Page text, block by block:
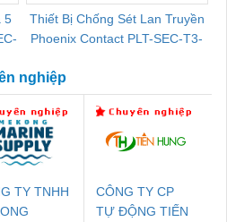
5
Thiết Bị Chống Sét Lan Truyền
Phoenix Contact PLT-SEC-T3-
nghiệp
TY TNHH
CÔNG TY CP
TỰ ĐỘNG TIẾN